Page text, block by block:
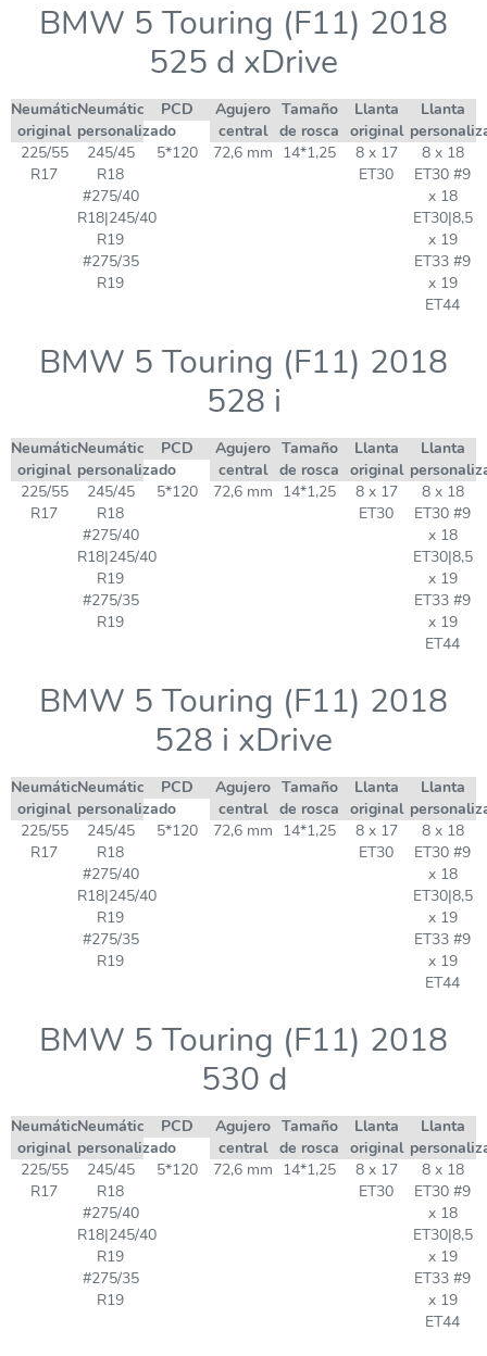
BMW 5 Touring (F11) 2018
525 d xDrive
Neumático
original
Neumático
personalizado
PCD
Agujero
central
Tamaño
de rosca
Llanta
original
Llanta
225/55
R17
245/45
R18
#275/40
R18|245/40
R19
#275/35
R19
5*120 72,6 mm 14*1,25
8 x 17
ET30
8 x 18
ET30 #9
x 18
ET30|8,5
x 19
ET33 #9
x 19
ET44
BMW 5 Touring (F11) 2018
528 i
Neumático
original
Neumático
personalizado
PCD
Agujero
central
Tamaño
de rosca
Llanta
original
Llanta
225/55
R17
245/45
R18
#275/40
R18|245/40
R19
#275/35
R19
5*120 72,6 mm 14*1,25
8 x 17
ET30
8 x 18
ET30 #9
x 18
ET30|8,5
x 19
ET33 #9
x 19
ET44
BMW 5 Touring (F11) 2018
528 i xDrive
Neumático
original
Neumático
personalizado
PCD
Agujero
central
Tamaño
de rosca
Llanta
original
Llanta
225/55
R17
245/45
R18
#275/40
R18|245/40
R19
#275/35
R19
5*120 72,6 mm 14*1,25
8 x 17
ET30
8 x 18
ET30 #9
x 18
ET30|8,5
x 19
ET33 #9
x 19
ET44
BMW 5 Touring (F11) 2018
530 d
Neumático
original
Neumático
personalizado
PCD
Agujero
central
Tamaño
de rosca
Llanta
original
Llanta
225/55
R17
245/45
R18
#275/40
R18|245/40
R19
#275/35
R19
5*120 72,6 mm 14*1,25
8 x 17
ET30
8 x 18
ET30 #9
x 18
ET30|8,5
x 19
ET33 #9
x 19
ET44